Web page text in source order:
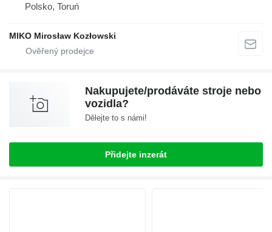
Polsko, Toruń
MIKO Mirosław Kozłowski
Nakupujete/prodáváte stroje nebo
vozidla?
Dělejte to s námi!
Přidejte inzerát